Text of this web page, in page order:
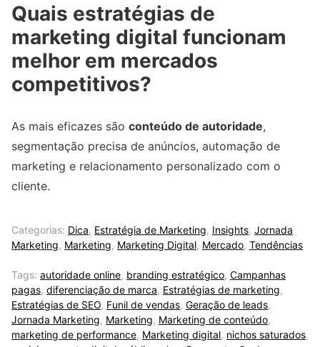
Quais estratégias de
marketing digital funcionam
melhor em mercados
competitivos?
As mais eficazes são conteúdo de autoridade,
segmentação precisa de anúncios, automação de
marketing e relacionamento personalizado com o
cliente.
Categorias: Dica, Estratégia de Marketing, Insights, Jornada
Marketing, Marketing, Marketing Digital, Mercado, Tendências
Tags: autoridade online, branding estratégico, Campanhas
pagas, diferenciação de marca, Estratégias de marketing,
Estratégias de SEO, Funil de vendas, Geração de leads,
Jornada Marketing, Marketing, Marketing de conteúdo,
marketing de performance, Marketing digital, nichos saturados,